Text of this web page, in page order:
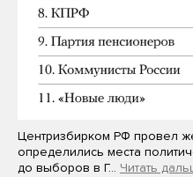
Центризбирком РФ провел
определились места
до выборов в Г… Читать